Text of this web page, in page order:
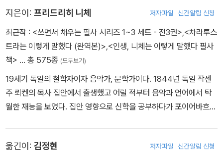
지은이: 프리드리히 니체 저자파일 신간알림 신청
최근작 : <쓰면서 채우는 필사 시리즈 1~3 세트 - 전3권> <차라투스
트라는 이렇게 말했다 (완역본)> <인생, 니체는 이렇게 말했다 필사
책> … 총 575종 (모두보기)
19세기 독일의 철학자이자 음악가, 문학가이다. 1844년 독일 작센
주 뢰켄의 목사 집안에서 출생했고 어릴 적부터 음악과 언어에서 탁
월한 재능을 보였다. 집안 영향으로 신학을 공부하다가 포이어바흐와
문을 제출하기 전에 이미 명문대인 스위스 바젤대학교에 초빙될 만큼
옮긴이: 김정현 저자파일 신간알림 신청